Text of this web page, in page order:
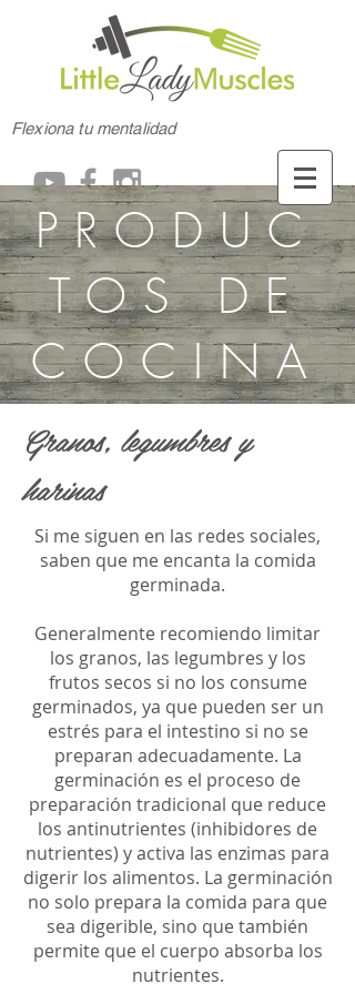
Flexiona tu mentalidad
PRODUC
TOS DE
COCINA
Granos, legumbres y
harinas
Si me siguen en las redes sociales,
saben que me encanta la comida
germinada.
Generalmente recomiendo limitar
los granos, las legumbres y los
frutos secos si no los consume
germinados, ya que pueden ser un
estrés para el intestino si no se
preparan adecuadamente. La
germinación es el proceso de
preparación tradicional que reduce
los antinutrientes (inhibidores de
nutrientes) y activa las enzimas para
digerir los alimentos. La germinación
no solo prepara la comida para que
sea digerible, sino que también
permite que el cuerpo absorba los
nutrientes.